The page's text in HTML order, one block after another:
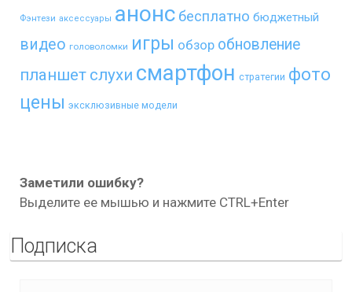
Фэнтези аксессуары анонс бесплатно бюджетный
видео головоломки игры обзор обновление
планшет слухи смартфон стратегии фото
цены эксклюзивные модели
Заметили ошибку?
Выделите ее мышью и нажмите CTRL+Enter
Подписка